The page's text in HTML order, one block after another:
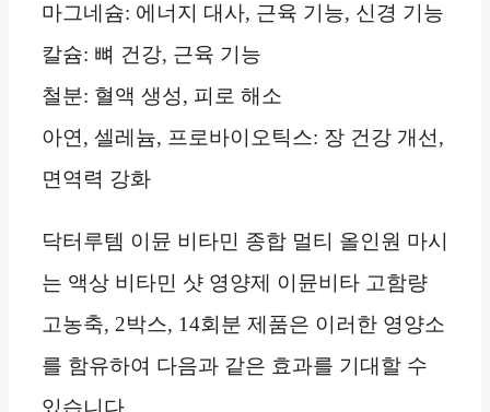
마그네슘: 에너지 대사, 근육 기능, 신경 기능
칼슘: 뼈 건강, 근육 기능
철분: 혈액 생성, 피로 해소
아연, 셀레늄, 프로바이오틱스: 장 건강 개선,
면역력 강화
닥터루템 이뮨 비타민 종합 멀티 올인원 마시
는 액상 비타민 샷 영양제 이뮨비타 고함량
고농축, 2박스, 14회분 제품은 이러한 영양소
를 함유하여 다음과 같은 효과를 기대할 수